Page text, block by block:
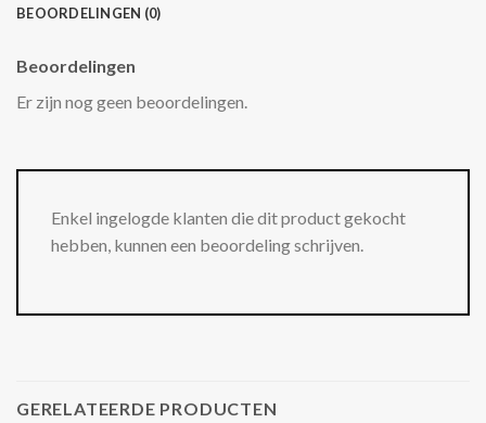
BEOORDELINGEN (0)
Beoordelingen
Er zijn nog geen beoordelingen.
Enkel ingelogde klanten die dit product gekocht
hebben, kunnen een beoordeling schrijven.
GERELATEERDE PRODUCTEN